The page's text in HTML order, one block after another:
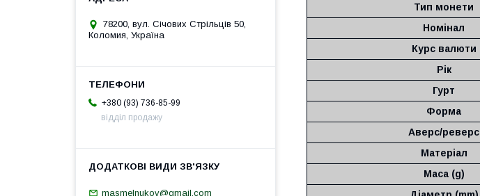
Тип монети
Номінал
Курс валюти
Рік
Гурт
Форма
Аверс/реверс
Матеріал
Маса (g)
78200, вул. Січових Стрільців 50,
Коломия, Україна
+380 (93) 736-85-99
відділ продажу
masmelnukov@gmail.com